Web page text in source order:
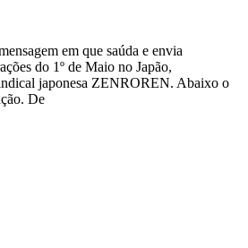
em que saúda e envia
do 1º de Maio no Japão,
japonesa ZENROREN. Abaixo o
De